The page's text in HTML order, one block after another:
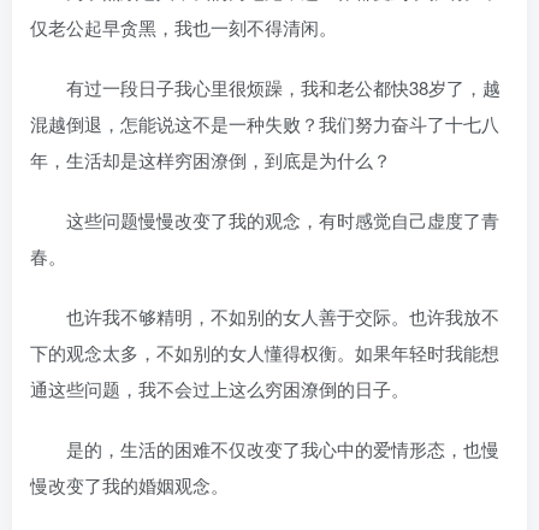
仅老公起早贪黑，我也一刻不得清闲。
有过一段日子我心里很烦躁，我和老公都快38岁了，越
混越倒退，怎能说这不是一种失败？我们努力奋斗了十七八
年，生活却是这样穷困潦倒，到底是为什么？
这些问题慢慢改变了我的观念，有时感觉自己虚度了青
春。
也许我不够精明，不如别的女人善于交际。也许我放不
下的观念太多，不如别的女人懂得权衡。如果年轻时我能想
通这些问题，我不会过上这么穷困潦倒的日子。
是的，生活的困难不仅改变了我心中的爱情形态，也慢
慢改变了我的婚姻观念。